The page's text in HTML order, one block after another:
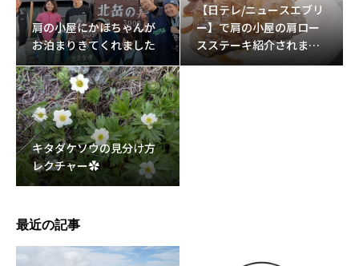
肩の小屋にかほちゃんが
お泊まりきてくれました
【日テレ/ニュースエブリ
ー】で肩の小屋の肩ロー
スステーキ紹介されまし
た。
キタダケソウの見分け方
レクチャー✿
最近の記事